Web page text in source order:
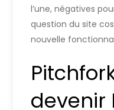
l’une, négatives
question du site
nouvelle
devenir